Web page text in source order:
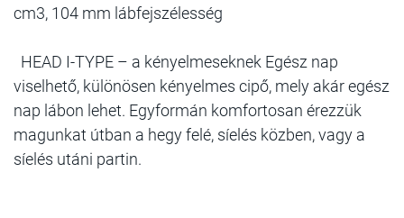
cm3, 104 mm lábfejszélesség
HEAD I-TYPE – a kényelmeseknek Egész nap
viselhető, különösen kényelmes cipő, mely akár egész
nap lábon lehet. Egyformán komfortosan érezzük
magunkat útban a hegy felé, síelés közben, vagy a
síelés utáni partin.